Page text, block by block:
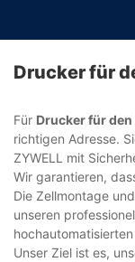
Drucker für
Für Drucker für
richtigen Adresse.
ZYWELL mit
Wir garantieren,
Die Zellmontage
unseren
Unser Ziel ist es,